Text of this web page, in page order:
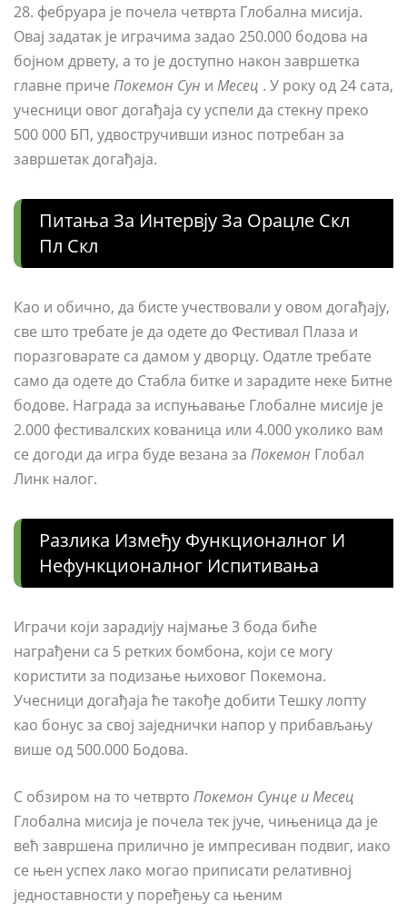
28. фебруара је почела четврта Глобална мисија.
Овај задатак је играчима задао 250.000 бодова на
бојном дрвету, а то је доступно након завршетка
главне приче Покемон Сун и Месец . У року од 24 сата,
учесници овог догађаја су успели да стекну преко
500 000 БП, удвостручивши износ потребан за
завршетак догађаја.
Питања За Интервју За Орацле Скл
Пл Скл
Као и обично, да бисте учествовали у овом догађају,
све што требате је да одете до Фестивал Плаза и
поразговарате са дамом у дворцу. Одатле требате
само да одете до Стабла битке и зарадите неке Битне
бодове. Награда за испуњавање Глобалне мисије је
2.000 фестивалских кованица или 4.000 уколико вам
се догоди да игра буде везана за Покемон Глобал
Линк налог.
Разлика Између Функционалног И
Нефункционалног Испитивања
Играчи који зарадију најмање 3 бода биће
награђени са 5 ретких бомбона, који се могу
користити за подизање њиховог Покемона.
Учесници догађаја ће такође добити Тешку лопту
као бонус за свој заједнички напор у прибављању
више од 500.000 Бодова.
С обзиром на то четврто Покемон Сунце и Месец
Глобална мисија је почела тек јуче, чињеница да је
већ завршена прилично је импресиван подвиг, иако
се њен успех лако могао приписати релативној
једноставности у поређењу са њеним